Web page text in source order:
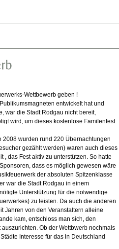
Wettbewerb geben !
entwickelt hat und
war die Stadt Rodgau nicht bereit,
wird, um dieses kostenlose Familenfest
wurden rund 220 Übernachtungen
gezählt werden) waren auch dieses
das Fest aktiv zu unterstützen. So hatte
dass es möglich gewesen wäre
der absoluten Spitzenklasse
war die Stadt Rodgau in einem
Unterstützung für die notwendige
zu leisten. Da auch die anderen
Jahren von den Veranstaltern alleine
kam, entschloss man sich, den
Ob der Wettbwerb nochmals
Interesse für das in Deutschland